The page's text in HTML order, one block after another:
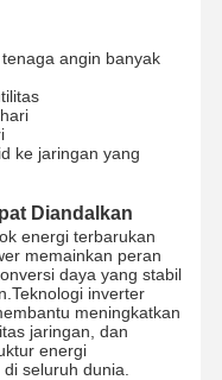
Kita
Wisata
Pabrik
angin banyak
ke jaringan yang
Diandalkan
energi terbarukan
memainkan peran
daya yang stabil
inverter
meningkatkan
jaringan, dan
energi
seluruh dunia.